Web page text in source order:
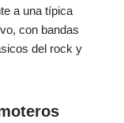
a una típica
con bandas
del rock y